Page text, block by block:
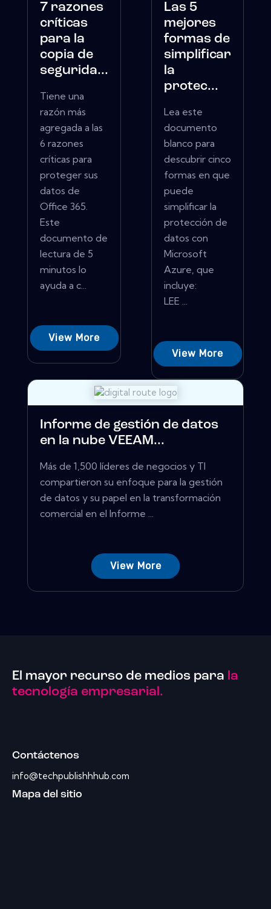
7 razones
críticas
para la
copia de
segurida...
Tiene una
razón más
agregada a las
6 razones
críticas para
proteger sus
datos de
Office 365.
Este
documento de
lectura de 5
minutos lo
ayuda a c...
View More
Las 5
mejores
formas de
simplificar
la
protec...
Lea este
documento
blanco para
descubrir cinco
formas en que
puede
simplificar la
protección de
datos con
Microsoft
Azure, que
incluye:
LEE ...
View More
Informe de gestión de datos
en la nube VEEAM...
Más de 1,500 líderes de negocios y TI
compartieron su enfoque para la gestión
de datos y su papel en la transformación
comercial en el Informe ...
View More
El mayor recurso de medios para la
tecnología empresarial.
Contáctenos
info@techpublishhhub.com
Mapa del sitio